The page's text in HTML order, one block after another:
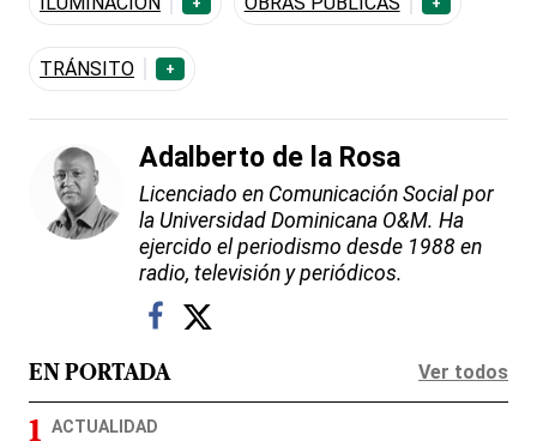
TRÁNSITO +
Adalberto de la Rosa
Licenciado en Comunicación Social por
la Universidad Dominicana O&M. Ha
ejercido el periodismo desde 1988 en
radio, televisión y periódicos.
EN PORTADA Ver todos
ACTUALIDAD